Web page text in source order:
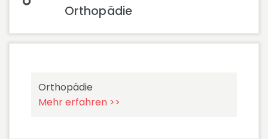
Orthopädie
Orthopädie
Mehr erfahren >>